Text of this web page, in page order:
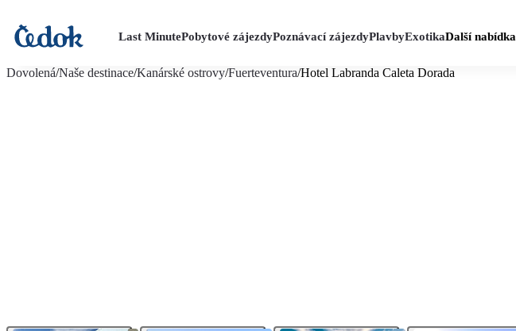
Last MinutePobytové zájezdyPoznávací zájezdyPlavbyExotikaDalší nabídka
Dovolená/Naše destinace/Kanárské ostrovy/Fuerteventura/Hotel Labranda Caleta Dorada